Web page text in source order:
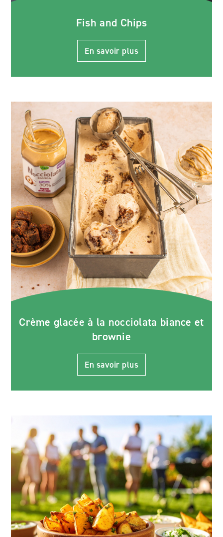
Fish and Chips
En savoir plus
Crème glacée à la nocciolata biance et
brownie
En savoir plus